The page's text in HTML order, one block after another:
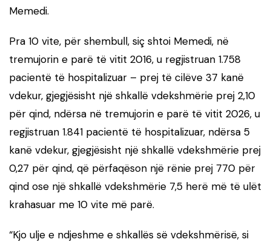
Memedi.
Pra 10 vite, për shembull, siç shtoi Memedi, në
tremujorin e parë të vitit 2016, u regjistruan 1.758
pacientë të hospitalizuar – prej të cilëve 37 kanë
vdekur, gjegjësisht një shkallë vdekshmërie prej 2,10
për qind, ndërsa në tremujorin e parë të vitit 2026, u
regjistruan 1.841 pacientë të hospitalizuar, ndërsa 5
kanë vdekur, gjegjësisht një shkallë vdekshmërie prej
0,27 për qind, që përfaqëson një rënie prej 770 për
qind ose një shkallë vdekshmërie 7,5 herë më të ulët
krahasuar me 10 vite më parë.
“Kjo ulje e ndjeshme e shkallës së vdekshmërisë, si